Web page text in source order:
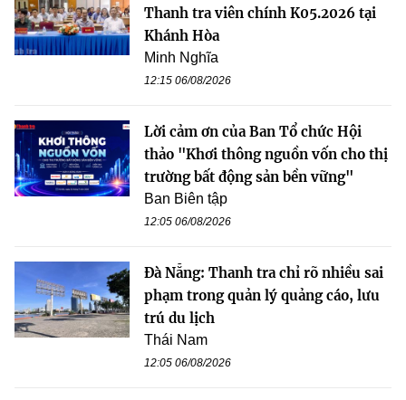
Thanh tra viên chính K05.2026 tại
Khánh Hòa
Minh Nghĩa
12:15 06/08/2026
Lời cảm ơn của Ban Tổ chức Hội
thảo "Khơi thông nguồn vốn cho thị
trường bất động sản bền vững"
Ban Biên tập
12:05 06/08/2026
Đà Nẵng: Thanh tra chỉ rõ nhiều sai
phạm trong quản lý quảng cáo, lưu
trú du lịch
Thái Nam
12:05 06/08/2026